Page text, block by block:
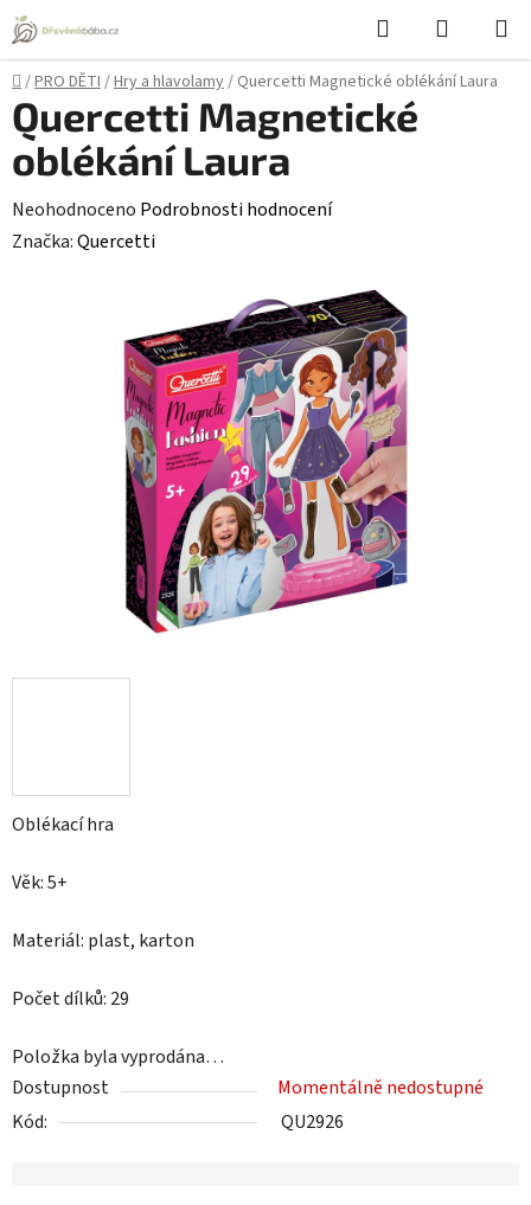
Přejít
na
obsah
Hledat
KOŠÍK
Domů
/PRO DĚTI/Hry a hlavolamy/ Quercetti Magnetické oblékání Laura
Oblékací hra
Věk: 5+
Materiál: plast, karton
Počet dílků: 29
Položka byla vyprodána…
Dostupnost
Momentálně nedostupné
Kód:
QU2926
Quercetti Magnetické
oblékání Laura
Průměrné
hodnocení
Neohodnoceno Podrobnosti hodnocení
Značka:Quercetti